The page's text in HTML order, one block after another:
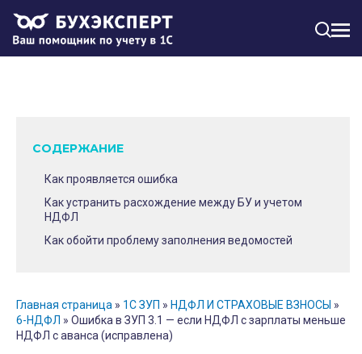
Главная страница » 1С ЗУП » НДФЛ И СТРАХОВЫЕ ВЗНОСЫ »
6-НДФЛ » Ошибка в ЗУП 3.1 — если НДФЛ с зарплаты меньше
НДФЛ с аванса (исправлена)
СОДЕРЖАНИЕ
Как проявляется ошибка
Как устранить расхождение между БУ и учетом
НДФЛ
Как обойти проблему заполнения ведомостей